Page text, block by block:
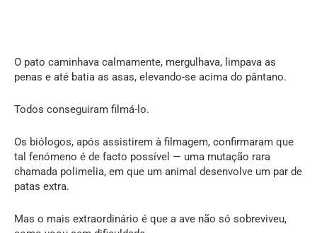
O pato caminhava calmamente, mergulhava, limpava as
penas e até batia as asas, elevando-se acima do pântano.
Todos conseguiram filmá-lo.
Os biólogos, após assistirem à filmagem, confirmaram que
tal fenómeno é de facto possível — uma mutação rara
chamada polimelia, em que um animal desenvolve um par de
patas extra.
Mas o mais extraordinário é que a ave não só sobreviveu,